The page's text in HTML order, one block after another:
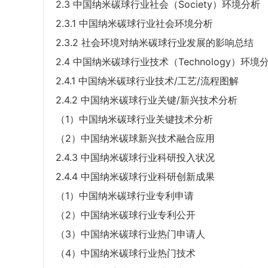
2.3 中国纳米碳球行业社会（Society）环境分析
2.3.1 中国纳米碳球行业社会环境分析
2.3.2 社会环境对纳米碳球行业发展的影响总结
2.4 中国纳米碳球行业技术（Technology）环境
2.4.1 中国纳米碳球行业技术/工艺/流程图解
2.4.2 中国纳米碳球行业关键/新兴技术分析
（1）中国纳米碳球行业关键技术分析
（2）中国纳米碳球新兴技术融合应用
2.4.3 中国纳米碳球行业科研投入状况
2.4.4 中国纳米碳球行业科研创新成果
（1）中国纳米碳球行业专利申请
（2）中国纳米碳球行业专利公开
（3）中国纳米碳球行业热门申请人
（4）中国纳米碳球行业热门技术